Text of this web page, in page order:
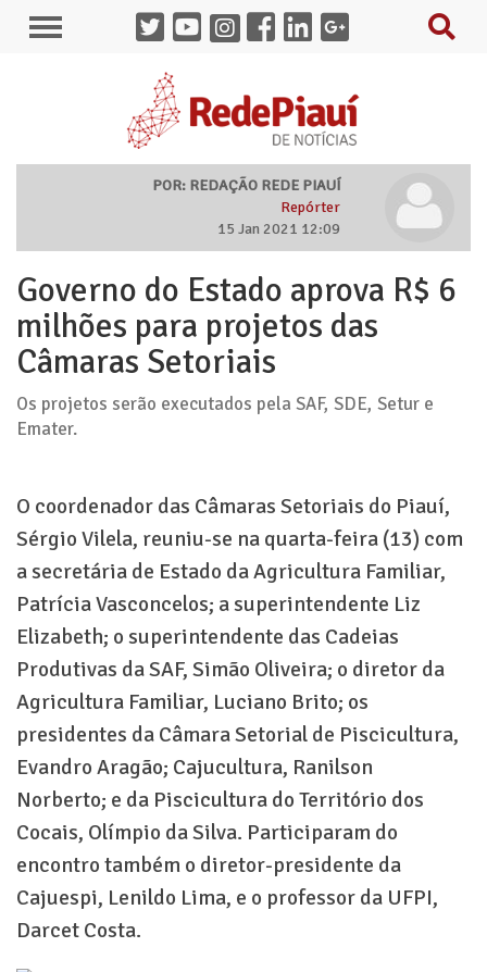
POR: REDAÇÃO REDE PIAUÍ
Repórter
15 Jan 2021 12:09
Governo do Estado aprova R$ 6
milhões para projetos das
Câmaras Setoriais
Os projetos serão executados pela SAF, SDE, Setur e
Emater.
O coordenador das Câmaras Setoriais do Piauí,
Sérgio Vilela, reuniu-se na quarta-feira (13) com
a secretária de Estado da Agricultura Familiar,
Patrícia Vasconcelos; a superintendente Liz
Elizabeth; o superintendente das Cadeias
Produtivas da SAF, Simão Oliveira; o diretor da
Agricultura Familiar, Luciano Brito; os
presidentes da Câmara Setorial de Piscicultura,
Evandro Aragão; Cajucultura, Ranilson
Norberto; e da Piscicultura do Território dos
Cocais, Olímpio da Silva. Participaram do
encontro também o diretor-presidente da
Cajuespi, Lenildo Lima, e o professor da UFPI,
Darcet Costa.